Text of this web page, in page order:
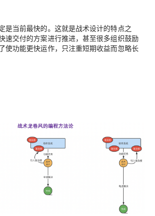
是当前最快的。这就是战术设计的特点之
速交付的方案进行推进，甚至很多组织鼓励
使功能更快运作，只注重短期收益而忽略长